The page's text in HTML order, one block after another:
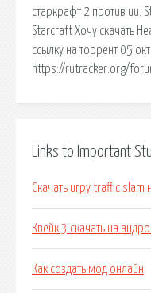
старкрафт 2 против ии.
Starcraft Хочу скачать
ссылку на торрент 05
https://rutracker.org/
Links to Important
Скачать игру traffic slam
Квейк 3 скачать на
Как создать мод онлайн